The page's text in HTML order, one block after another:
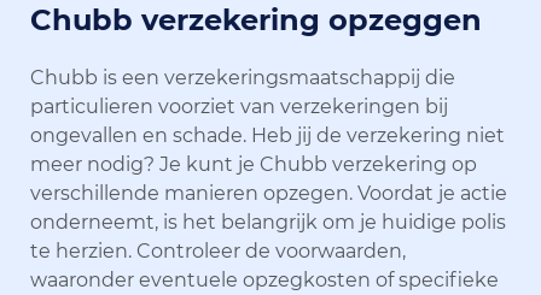
Chubb verzekering opzeggen
Chubb is een verzekeringsmaatschappij die
particulieren voorziet van verzekeringen bij
ongevallen en schade. Heb jij de verzekering niet
meer nodig? Je kunt je Chubb verzekering op
verschillende manieren opzegen. Voordat je actie
onderneemt, is het belangrijk om je huidige polis
te herzien. Controleer de voorwaarden,
waaronder eventuele opzegkosten of specifieke